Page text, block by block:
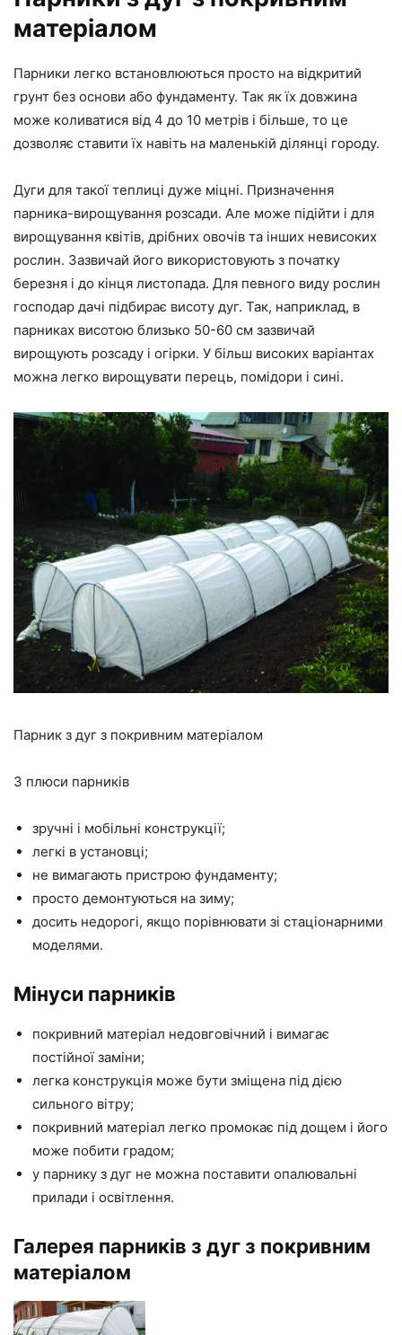
матеріалом
Парники легко встановлюються просто на відкритий
грунт без основи або фундаменту. Так як їх довжина
може коливатися від 4 до 10 метрів і більше, то це
дозволяє ставити їх навіть на маленькій ділянці городу.
Дуги для такої теплиці дуже міцні. Призначення
парника-вирощування розсади. Але може підійти і для
вирощування квітів, дрібних овочів та інших невисоких
рослин. Зазвичай його використовують з початку
березня і до кінця листопада. Для певного виду рослин
господар дачі підбирає висоту дуг. Так, наприклад, в
парниках висотою близько 50-60 см зазвичай
вирощують розсаду і огірки. У більш високих варіантах
можна легко вирощувати перець, помідори і сині.
Парник з дуг з покривним матеріалом
3 плюси парників
зручні і мобільні конструкції;
легкі в установці;
не вимагають пристрою фундаменту;
просто демонтуються на зиму;
досить недорогі, якщо порівнювати зі стаціонарними
моделями.
Мінуси парників
покривний матеріал недовговічний і вимагає
постійної заміни;
легка конструкція може бути зміщена під дією
сильного вітру;
покривний матеріал легко промокає під дощем і його
може побити градом;
у парнику з дуг не можна поставити опалювальні
прилади і освітлення.
Галерея парників з дуг з покривним
матеріалом